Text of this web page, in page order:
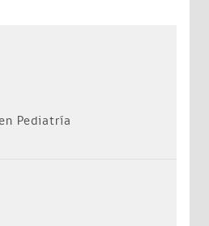
Pediatría